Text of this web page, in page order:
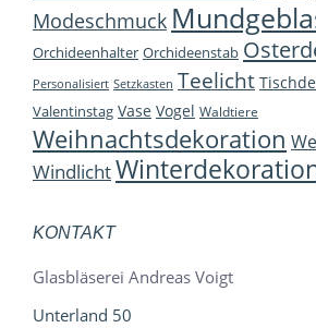
Modeschmuck
Orchideenhalter Orchideenstab
Personalisiert Setzkasten Teelicht
Valentinstag Vase Vogel Waldtiere
Weihnachtsdekoration
Windlicht
KONTAKT
Glasbläserei Andreas Voigt
Unterland 50